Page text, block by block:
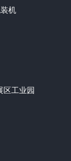
机
区工业园